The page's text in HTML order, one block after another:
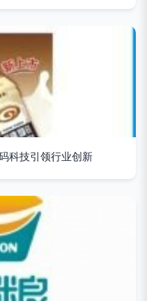
科技引领行业创新